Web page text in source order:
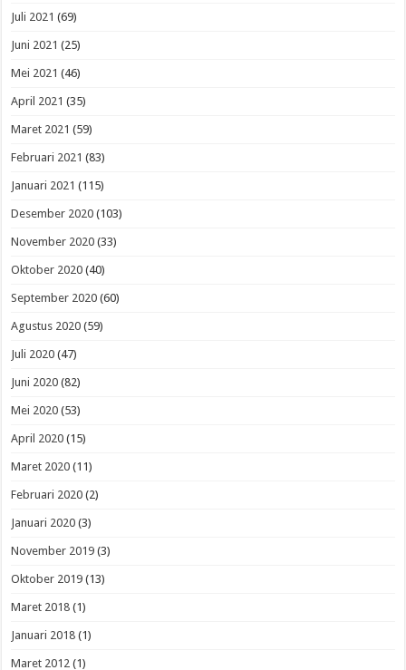
Juli 2021 (69)
Juni 2021 (25)
Mei 2021 (46)
April 2021 (35)
Maret 2021 (59)
Februari 2021 (83)
Januari 2021 (115)
Desember 2020 (103)
November 2020 (33)
Oktober 2020 (40)
September 2020 (60)
Agustus 2020 (59)
Juli 2020 (47)
Juni 2020 (82)
Mei 2020 (53)
April 2020 (15)
Maret 2020 (11)
Februari 2020 (2)
Januari 2020 (3)
November 2019 (3)
Oktober 2019 (13)
Maret 2018 (1)
Januari 2018 (1)
Maret 2012 (1)